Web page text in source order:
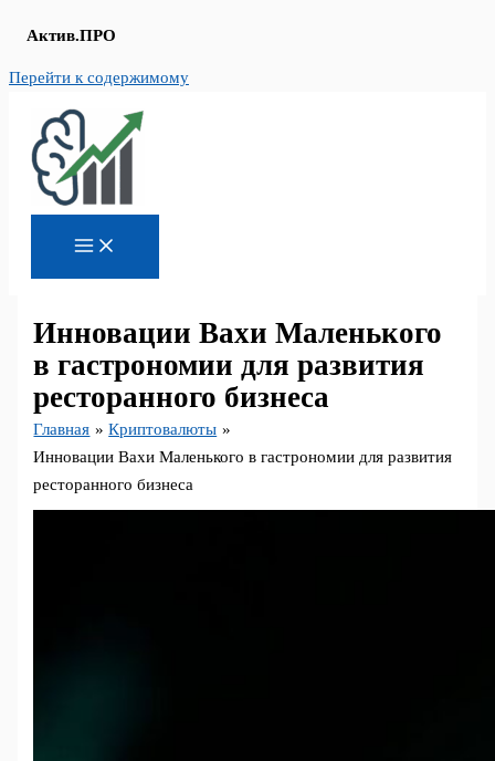
Актив.ПРО
Перейти к содержимому
Инновации Вахи Маленького
в гастрономии для развития
ресторанного бизнеса
Главная
Криптовалюты
Инновации Вахи Маленького в гастрономии для развития
ресторанного бизнеса